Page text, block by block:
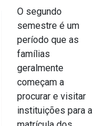
O segundo
semestre é um
período que as
famílias
geralmente
começam a
procurar e visitar
instituições para a